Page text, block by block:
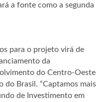
a fonte como a segunda
para o projeto virá de
da
do Centro-Oeste
do Brasil. “Captamos mais
de Investimento em